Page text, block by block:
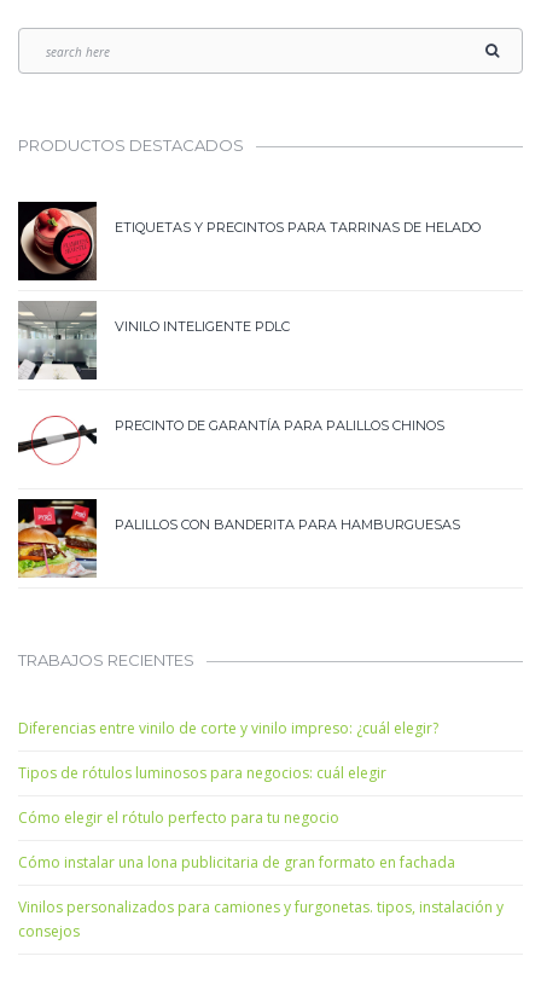
PRODUCTOS DESTACADOS
ETIQUETAS Y PRECINTOS PARA TARRINAS DE HELADO
VINILO INTELIGENTE PDLC
PRECINTO DE GARANTÍA PARA PALILLOS CHINOS
PALILLOS CON BANDERITA PARA HAMBURGUESAS
TRABAJOS RECIENTES
Diferencias entre vinilo de corte y vinilo impreso: ¿cuál elegir?
Tipos de rótulos luminosos para negocios: cuál elegir
Cómo elegir el rótulo perfecto para tu negocio
Cómo instalar una lona publicitaria de gran formato en fachada
Vinilos personalizados para camiones y furgonetas. tipos, instalación y
consejos